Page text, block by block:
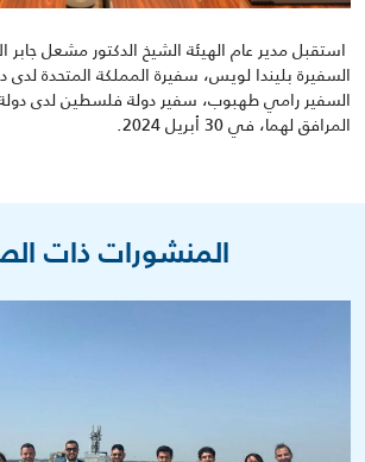
استقبلمدير عام الهيئة الشيخ الدكتور مشعل جابر
السفيرة بليندا لويس، سفيرة المملكة المتحدة لدى
السفير رامي طهبوب، سفير دولة فلسطين لدى
المرافق لهما، في 30 أبريل 2024 .
المنشورات ذات